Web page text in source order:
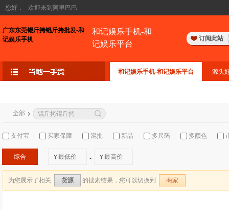
您好， 欢迎来到阿里巴巴
广东东莞锟斤拷锟斤拷批发-和
记娱乐手机
和记娱乐手机-和
记娱乐平台
订阅此站
和记娱乐手机-和记娱乐平台 源头
全部
支付宝 买家保障 混批 新品 多尺码 多颜色
综合 ¥ - ¥
为您展示了相关 货源 的搜索结果，您可以切换到 商家